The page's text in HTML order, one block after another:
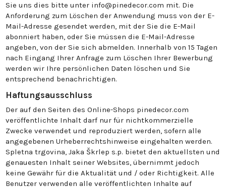
Sie uns dies bitte unter info@pinedecor.com mit. Die
Anforderung zum Löschen der Anwendung muss von der E-
Mail-Adresse gesendet werden, mit der Sie die E-Mail
abonniert haben, oder Sie müssen die E-Mail-Adresse
angeben, von der Sie sich abmelden. Innerhalb von 15 Tagen
nach Eingang Ihrer Anfrage zum Löschen Ihrer Bewerbung
werden wir Ihre persönlichen Daten löschen und Sie
entsprechend benachrichtigen.
Haftungsausschluss
Der auf den Seiten des Online-Shops pinedecor.com
veröffentlichte Inhalt darf nur für nichtkommerzielle
Zwecke verwendet und reproduziert werden, sofern alle
angegebenen Urheberrechtshinweise eingehalten werden.
Spletna trgovina, Jaka Škrlep s.p. bietet den aktuellsten und
genauesten Inhalt seiner Websites, übernimmt jedoch
keine Gewähr für die Aktualität und / oder Richtigkeit. Alle
Benutzer verwenden alle veröffentlichten Inhalte auf